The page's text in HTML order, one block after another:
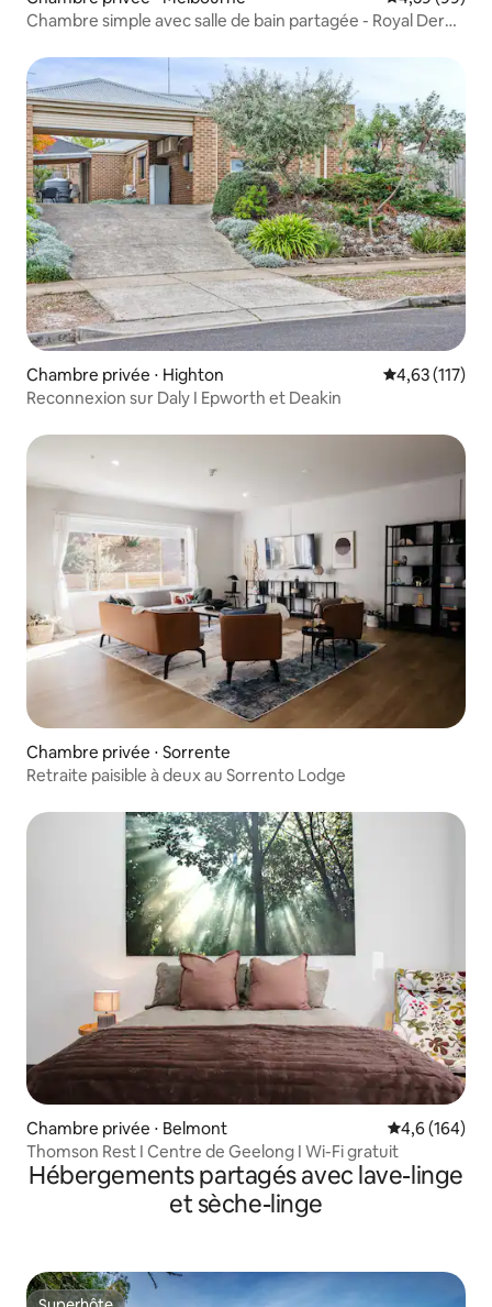
Chambre simple avec salle de bain partagée - Royal Derby
Chambre privée ⋅ Highton Évaluation
4,63 (117)
Reconnexion sur Daly I Epworth et Deakin
Chambre privée ⋅ Sorrente
Retraite paisible à deux au Sorrento Lodge
Chambre privée ⋅ Belmont Évaluation
4,6 (164)
Thomson Rest I Centre de Geelong I Wi-Fi gratuit
Hébergements partagés avec lave-linge
et sèche-linge